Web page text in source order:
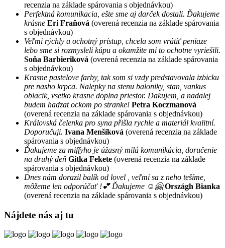
recenzia na základe spárovania s objednávkou)
Perfektná komunikacia, ešte sme aj darček dostali. Ďakujeme
krásne Eri Fraňová (overená recenzia na základe spárovania
s objednávkou)
Veľmi rýchly a ochotný prístup, chcela som vrátiť peniaze
lebo sme si rozmysleli kúpu a okamžite mi to ochotne vyriešili.
Soňa Barbieriková (overená recenzia na základe spárovania
s objednávkou)
Krasne pastelove farby, tak som si vzdy predstavovala izbicku
pre nasho krpca. Nalepky na stenu baloniky, stan, vankus
oblacik, vsetko krasne doplna priestor. Dakujem, a nadalej
budem hadzat ockom po stranke! Petra Koczmanová
(overená recenzia na základe spárovania s objednávkou)
Královská čelenka pro syna přišla rychle a materiál kvalitní.
Doporučuji. Ivana Menšíková (overená recenzia na základe
spárovania s objednávkou)
Ďakujeme za miffyho je úžasný milá komunikácia, doručenie
na druhý deň Gitka Fekete (overená recenzia na základe
spárovania s objednávkou)
Dnes nám dorazil balík od lovel , veľmi sa z neho tešíme,
môžeme len odporúčať !💕 Ďakujeme ☺️🤗 Országh Bianka
(overená recenzia na základe spárovania s objednávkou)
Nájdete nás aj tu